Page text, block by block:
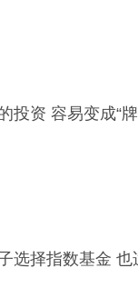
投资 容易变成“
选择指数基金